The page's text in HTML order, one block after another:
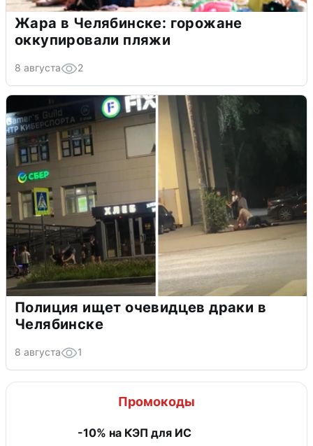
Жара в Челябинске: горожане
оккупировали пляжи
8 августа 2
Полиция ищет очевидцев драки в
Челябинске
8 августа 1
Промокоды
-10% на КЭП для ИС